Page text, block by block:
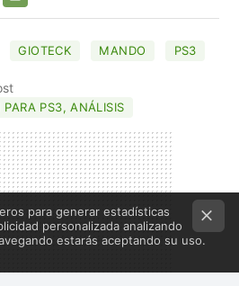
E-
MAIL
GIOTECK MANDO PS3
PS3, ANÁLISIS
para generar estadísticas
personalizada analizando
estarás aceptando su uso.